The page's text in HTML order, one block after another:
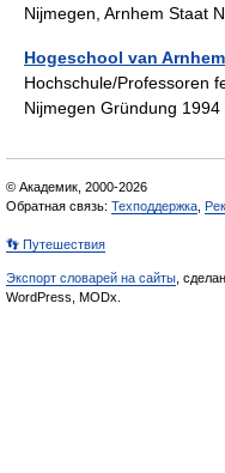
Nijmegen, Arnhem Staat
Hogeschool van
Hochschule/Professoren
Nijmegen Gründung
© Академик, 2000-2026
Обратная связь: Техподдержка
👣 Путешествия
Экспорт словарей на сайты ,
WordPress, MODx.